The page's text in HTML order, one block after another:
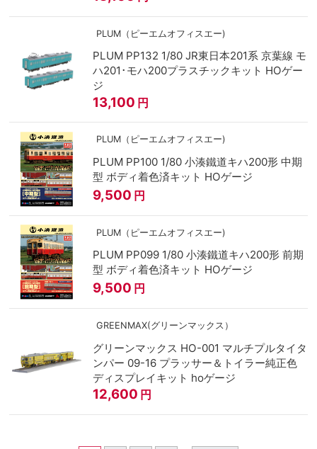
PLUM（ピーエムオフィスエー)
PLUM PP132 1/80 JR東日本201系 京葉線 モ
ハ201･モハ200プラスチックキット HOゲー
ジ
13,100 円
PLUM（ピーエムオフィスエー)
PLUM PP100 1/80 小湊鐵道キハ200形 中期
型 ボディ着色済キット HOゲージ
9,500 円
PLUM（ピーエムオフィスエー)
PLUM PP099 1/80 小湊鐵道キハ200形 前期
型 ボディ着色済キット HOゲージ
9,500 円
GREENMAX(グリーンマックス）
グリーンマックス HO-001 マルチプルタイタ
ンパー 09-16 プラッサー＆トイラー純正色
ディスプレイキット hoゲージ
12,600 円